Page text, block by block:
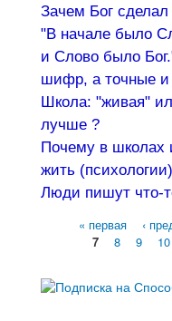
Зачем Бог сделал
"В начале было
и Слово было
шифр, а точные
Школа: "живая"
лучше ?
Почему в школах
жить
Люди пишут что-
Страницы
« первая ‹
7
8 9 10